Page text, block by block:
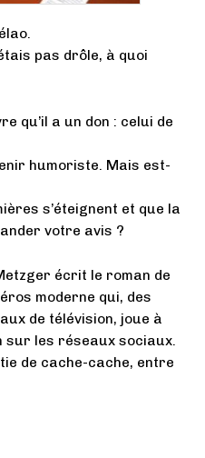
pas drôle, à quoi
qu’il a un don : celui de
humoriste. Mais est-
s’éteignent et que la
votre avis ?
écrit le roman de
moderne qui, des
de télévision, joue à
les réseaux sociaux.
de cache-cache, entre